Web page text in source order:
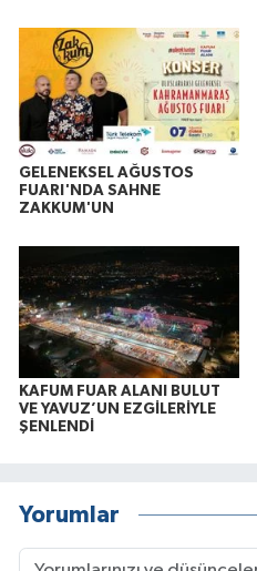
GELENEKSEL AĞUSTOS
FUARI'NDA SAHNE
ZAKKUM'UN
KAFUM FUAR ALANI BULUT
VE YAVUZ’UN EZGİLERİYLE
ŞENLENDİ
Yorumlar